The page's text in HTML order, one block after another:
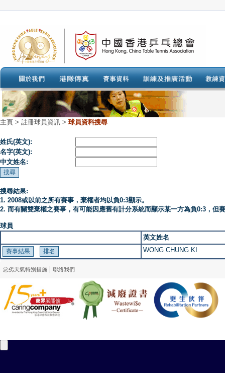
主頁 > 註冊球員資訊 > 球員資料搜尋
姓氏(英文):
名字(英文):
中文姓名:
搜尋結果:
1. 2008或以前之所有賽事，棄權者均以負0:3顯示。
2. 而有關雙棄權之賽事，有可能因應舊有計分系統而顯示某一方為負0:3，但
球員
英文姓名
WONG CHUNG KI